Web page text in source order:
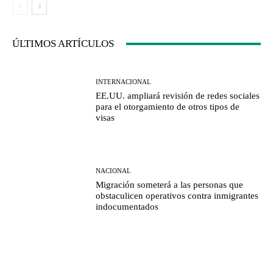
ÚLTIMOS ARTÍCULOS
INTERNACIONAL
EE.UU. ampliará revisión de redes sociales
para el otorgamiento de otros tipos de
visas
NACIONAL
Migración someterá a las personas que
obstaculicen operativos contra inmigrantes
indocumentados